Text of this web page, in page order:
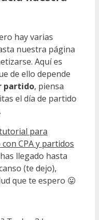
hay varias
nuestra página
Aquí es
de ello depende
partido, piensa
el día de partido
para
CPA y partidos
llegado hasta
(te dejo),
que te espero 😛